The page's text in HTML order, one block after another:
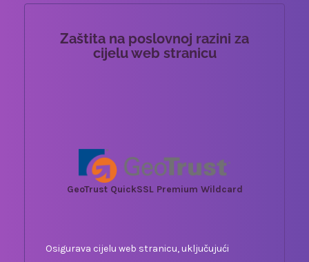
Zaštita na poslovnoj razini za
cijelu web stranicu
GeoTrust QuickSSL Premium Wildcard
Osigurava cijelu web stranicu, uključujući